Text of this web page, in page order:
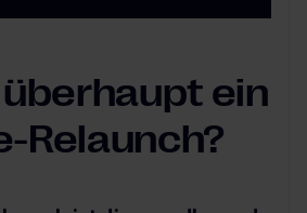
ein
Relaunch?